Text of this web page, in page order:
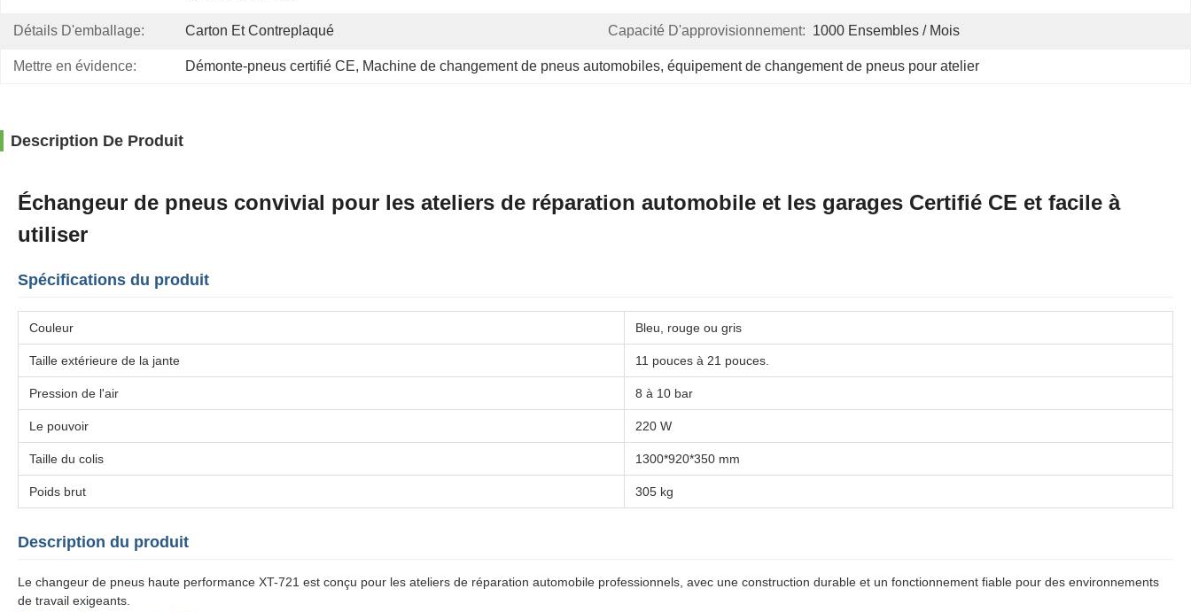
Détails D'emballage: Carton Et Contreplaqué Capacité D'approvisionnement: 1000 Ensembles / Mois
Mettre en évidence: Démonte-pneus certifié CE, Machine de changement de pneus automobiles, équipement de changement de pneus pour atelier
Description De Produit
Échangeur de pneus convivial pour les ateliers de réparation automobile et les garages Certifié CE et facile à
utiliser
Spécifications du produit
Couleur Bleu, rouge ou gris
Taille extérieure de la jante 11 pouces à 21 pouces.
Pression de l'air 8 à 10 bar
Le pouvoir 220 W
Taille du colis 1300*920*350 mm
Poids brut 305 kg
Description du produit
Le changeur de pneus haute performance XT-721 est conçu pour les ateliers de réparation automobile professionnels, avec une construction durable et un fonctionnement fiable pour des environnements
de travail exigeants.